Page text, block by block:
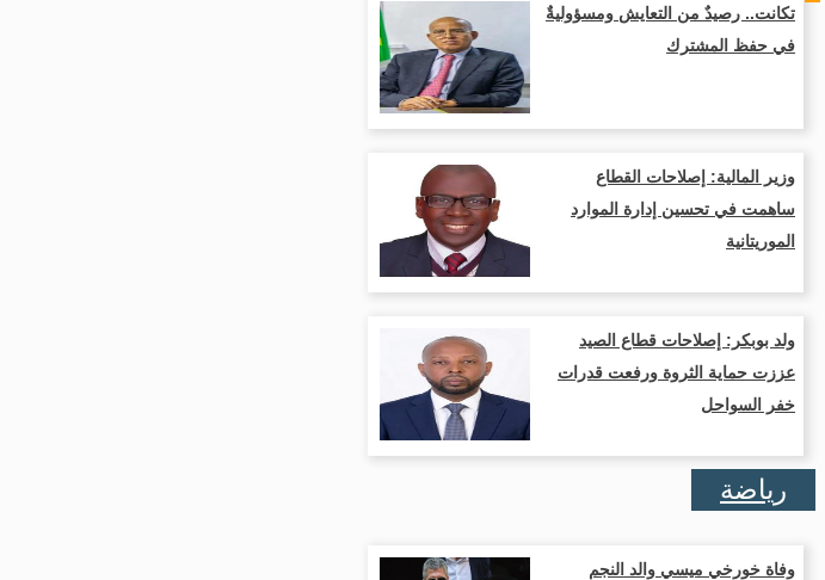
تكانت.. رصيدٌ من التعايش ومسؤوليةٌ
في حفظ المشترك
وزير المالية: إصلاحات القطاع
ساهمت في تحسين إدارة الموارد
الموريتانية
ولد بوبكر: إصلاحات قطاع الصيد
عززت حماية الثروة ورفعت قدرات
خفر السواحل
رياضة
وفاة خورخي ميسي والد النجم